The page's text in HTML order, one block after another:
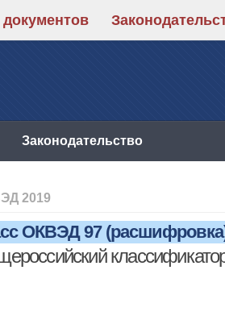
документов
Законодательство
2019
ОКВЭД 97